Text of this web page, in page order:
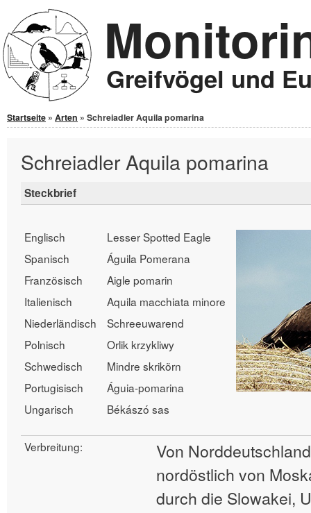
Jump to Content
Greifvögel und
Sie sind hier
Startseite » Arten » Schreiadler Aquila pomarina
Schreiadler Aquila pomarina
Steckbrief
Englisch
Lesser Spotted Eagle
Spanisch
Águila Pomerana
Französisch
Aigle pomarin
Italienisch
Aquila macchiata minore
Niederländisch
Schreeuwarend
Polnisch
Orlik krzykliwy
Schwedisch
Mindre skrikörn
Portugisisch
Águia-pomarina
Ungarisch
Békászó sas
Verbreitung:
Von
nordöstlich von
durch die Slowakei,